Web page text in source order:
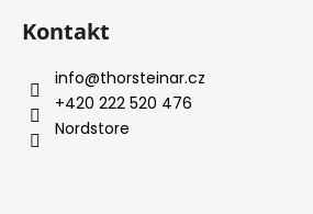
Kontakt
info@thorsteinar.cz
+420 222 520 476
Nordstore